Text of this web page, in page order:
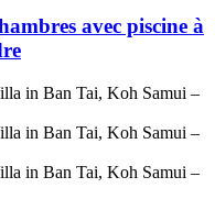
avec piscine à